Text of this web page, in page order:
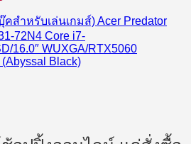
สำหรับเล่นเกมส์) Acer Predator
72N4 Core i7-
16.0″ WUXGA/RTX5060
Black)